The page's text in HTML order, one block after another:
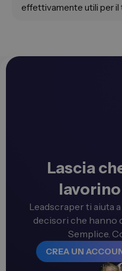
effettivamente utili per il
Lascia
Leadscraper ti aiuta
decisori che hanno
Semplice.
CREA UN